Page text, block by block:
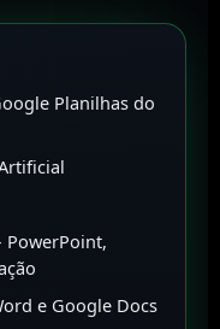
Planilhas do
e Google Docs